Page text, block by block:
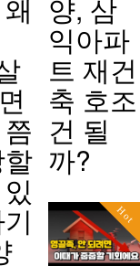
양, 삼
익아파
트 재건
축 호조
건 될
까?
Hot